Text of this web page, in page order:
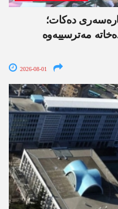
دەکات؛
مەترسییەوە
2026-08-01